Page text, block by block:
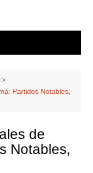
Partidos Notables,
de
Notables,